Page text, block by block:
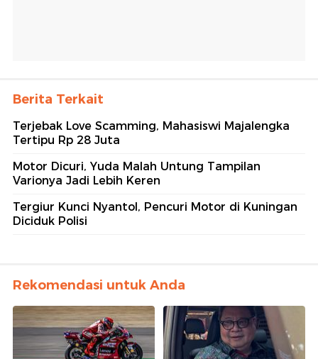
Berita Terkait
Terjebak Love Scamming, Mahasiswi Majalengka
Tertipu Rp 28 Juta
Motor Dicuri, Yuda Malah Untung Tampilan
Varionya Jadi Lebih Keren
Tergiur Kunci Nyantol, Pencuri Motor di Kuningan
Diciduk Polisi
Rekomendasi untuk Anda